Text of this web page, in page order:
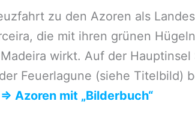
zu den Azoren als
die mit ihren grünen
wirkt. Auf der
Feuerlagune (siehe Titelbild)
⇒ Azoren mit „Bilderbuch“